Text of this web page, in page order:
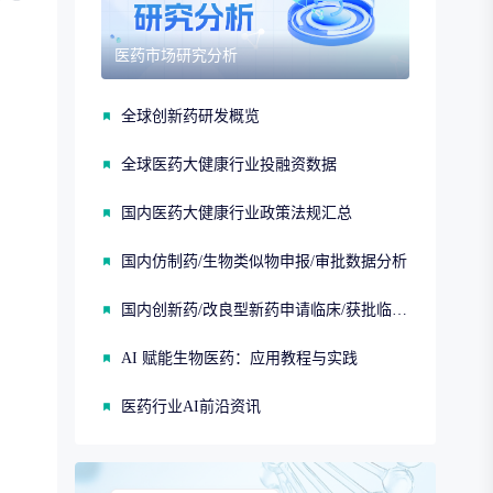
医药市场研究分析
全球创新药研发概览
全球医药大健康行业投融资数据
国内医药大健康行业政策法规汇总
国内仿制药/生物类似物申报/审批数据分析
国内创新药/改良型新药申请临床/获批临床/申请上市/获批上市数据分析
AI 赋能生物医药：应用教程与实践
医药行业AI前沿资讯